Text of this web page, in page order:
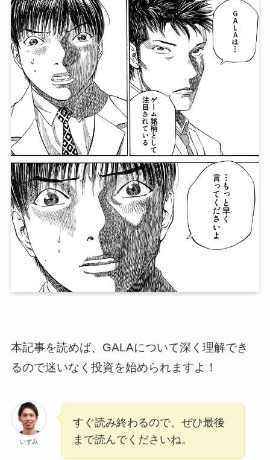
本記事を読めば、GALAについて深く理解でき
るので迷いなく投資を始められますよ！
いずみ
すぐ読み終わるので、ぜひ最後
まで読んでくださいね。